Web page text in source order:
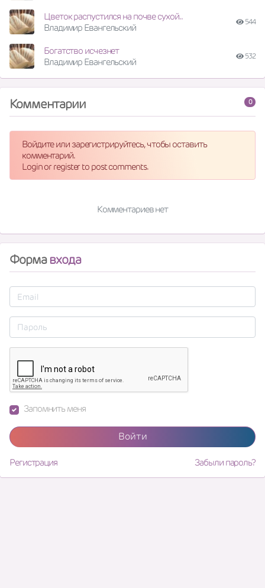
Цветок распустился на почве сухой..
Владимир Евангельский
544
Богатство исчезнет
Владимир Евангельский
532
0
Комментарии
Войдите или зарегистрируйтесь, чтобы оставить
комментарий.
Login or register to post comments.
Комментариев нет
Формавхода
Запомнить меня
Войти
Регистрация Забыли пароль?